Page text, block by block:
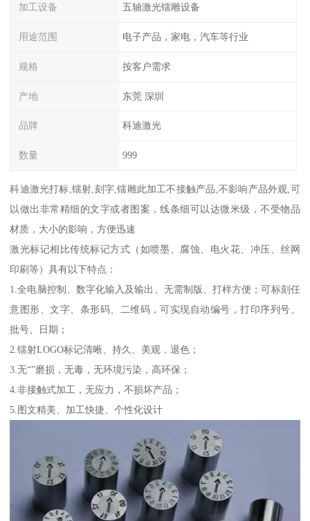
加工设备 五轴激光镭雕设备
用途范围 电子产品，家电，汽车等行业
规格 按客户需求
产地 东莞 深圳
品牌 科迪激光
数量 999
科迪激光打标,镭射,刻字,镭雕此加工不接触产品,不影响产品外观,可
以做出非常精细的文字或者图案，线条细可以达微米级，不受物品
材质，大小的影响，方便迅速
激光标记相比传统标记方式（如喷墨、腐蚀、电火花、冲压、丝网
印刷等）具有以下特点：
1.全电脑控制、数字化输入及输出、无需制版、打样方便；可标刻任
意图形、文字、条形码、二维码，可实现自动编号，打印序列号、
批号、日期；
2.镭射LOGO标记清晰、持久、美观，退色；
3.无“”磨损，无毒，无环境污染，高环保；
4.非接触式加工，无应力，不损坏产品；
5.图文精美、加工快捷、个性化设计